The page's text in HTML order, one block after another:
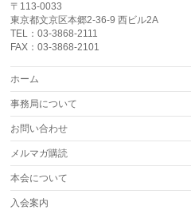
〒113-0033
東京都文京区本郷2-36-9 西ビル2A
TEL：03-3868-2111
FAX：03-3868-2101
ホーム
事務局について
お問い合わせ
メルマガ購読
本会について
入会案内